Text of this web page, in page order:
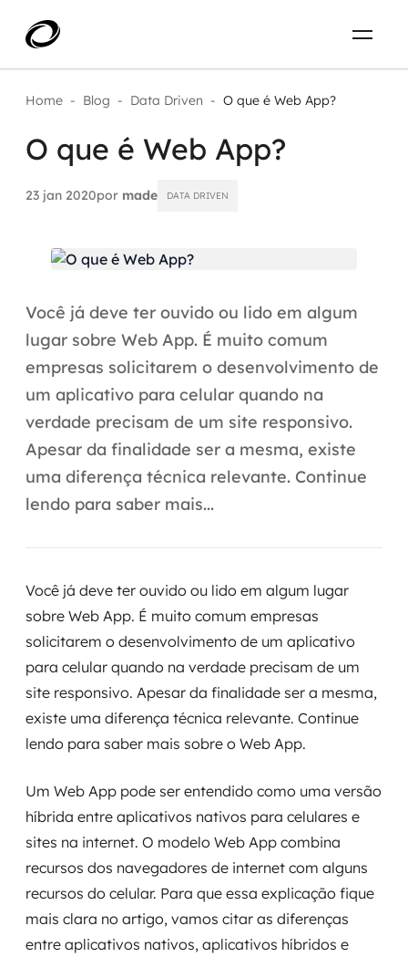
O que resolvemos
Aplicar IA com impacto real
Agentes de IA
Aceleradores de IA
Automação inteligente
Integração de IA
RPA e hiperautomação
Transformar dados em decisão
Data Analytics
Engenharia de dados
Data Platforms
Business Intelligence
Data Lakes & Warehouses
Governança de dados
Modernização de aplicações
Desenvolvimento web e mobile
Projetos
Carreira
PT-BR
ENTRE EM CONTATO
Home - Blog - Data Driven - O que é Web App?
O que é Web App?
23 jan 2020por made DATA DRIVEN
Você já deve ter ouvido ou lido em algum
lugar sobre Web App. É muito comum
empresas solicitarem o desenvolvimento de
um aplicativo para celular quando na
verdade precisam de um site responsivo.
Apesar da finalidade ser a mesma, existe
uma diferença técnica relevante. Continue
lendo para saber mais...
Você já deve ter ouvido ou lido em algum lugar
sobre Web App. É muito comum empresas
solicitarem o desenvolvimento de um aplicativo
para celular quando na verdade precisam de um
site responsivo. Apesar da finalidade ser a mesma,
existe uma diferença técnica relevante. Continue
lendo para saber mais sobre o Web App.
Um Web App pode ser entendido como uma versão
híbrida entre aplicativos nativos para celulares e
sites na internet. O modelo Web App combina
recursos dos navegadores de internet com alguns
recursos do celular. Para que essa explicação fique
mais clara no artigo, vamos citar as diferenças
entre aplicativos nativos, aplicativos híbridos e